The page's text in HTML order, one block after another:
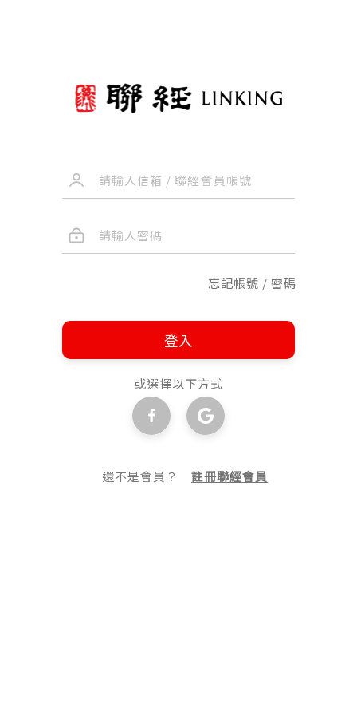
忘記帳號 / 密碼
登入
或選擇以下方式
還不是會員？註冊聯經會員